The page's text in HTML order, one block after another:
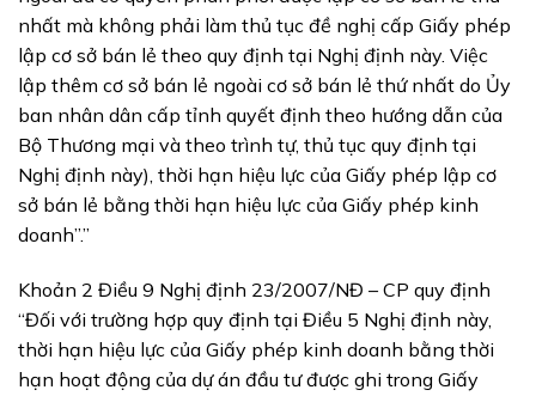
nhất mà không phải làm thủ tục đề nghị cấp Giấy phép
lập cơ sở bán lẻ theo quy định tại Nghị định này. Việc
lập thêm cơ sở bán lẻ ngoài cơ sở bán lẻ thứ nhất do Ủy
ban nhân dân cấp tỉnh quyết định theo hướng dẫn của
Bộ Thương mại và theo trình tự, thủ tục quy định tại
Nghị định này), thời hạn hiệu lực của Giấy phép lập cơ
sở bán lẻ bằng thời hạn hiệu lực của Giấy phép kinh
doanh”.”
Khoản 2 Điều 9 Nghị định 23/2007/NĐ – CP quy định
“Đối với trường hợp quy định tại Điều 5 Nghị định này,
thời hạn hiệu lực của Giấy phép kinh doanh bằng thời
hạn hoạt động của dự án đầu tư được ghi trong Giấy